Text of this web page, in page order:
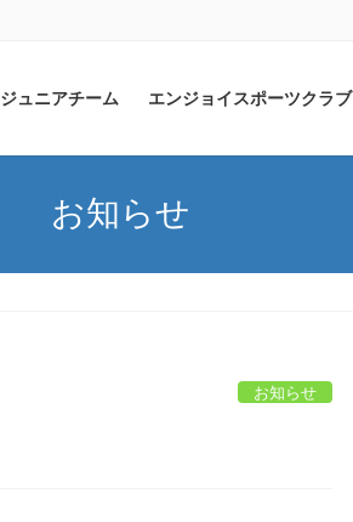
ジュニアチーム エンジョイスポーツクラブ
お知らせ
お知らせ